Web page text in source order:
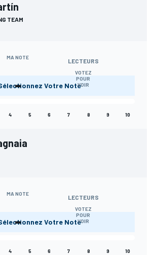
TEAM
MA NOTE
-
LECTEURS
VOTEZ
POUR
VOIR
Votre Note
4 5 6 7 8 9 10
MA NOTE
-
LECTEURS
VOTEZ
POUR
VOIR
Votre Note
4 5 6 7 8 9 10